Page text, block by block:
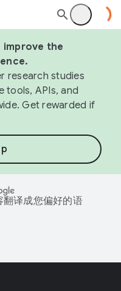
the
research studies
tools, APIs, and
Get rewarded if
译成您偏好的语